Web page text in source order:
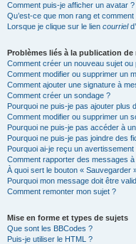
Comment puis-je afficher un avatar ?
Qu’est-ce que mon rang et comment
Lorsque je clique sur le lien courriel
Problèmes liés à la publication de
Comment créer un nouveau sujet
Comment modifier ou supprimer un
Comment ajouter une signature à
Comment créer un sondage ?
Pourquoi ne puis-je pas ajouter plus
Comment modifier ou supprimer un
Pourquoi ne puis-je pas accéder à
Pourquoi ne puis-je pas joindre des
Pourquoi ai-je reçu un avertissement
Comment rapporter des messages
À quoi sert le bouton « Sauvegarder
Pourquoi mon message doit être
Comment remonter mon sujet ?
Mise en forme et types de sujets
Que sont les BBCodes ?
Puis-je utiliser le HTML ?